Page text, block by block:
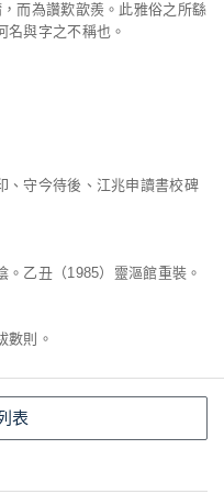
而為讚歎歆羨。此雅俗之所繇
名與字之不稱也。
、守今待後、江兆申讀書校碑
乙丑（1985）靈漚館重裝。
數則。
表